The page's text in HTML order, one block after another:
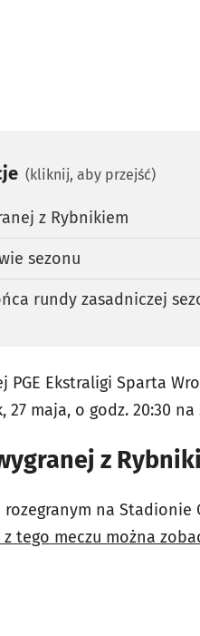
(kliknij, aby przejść)
z Rybnikiem
sezonu
rundy zasadniczej
Ekstraligi Sparta
maja, o godz. 20:30
z
na Stadionie
tego meczu można